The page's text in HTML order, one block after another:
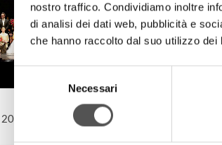
nostro traffico. Condividiamo inoltre
di analisi dei dati web, pubblicità e
che hanno raccolto dal suo utilizzo dei
del
Necessari
Ellisio For